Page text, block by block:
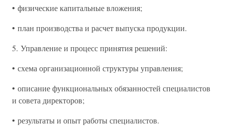
• физические капитальные вложения;
• план производства и расчет выпуска продукции.
5. Управление и процесс принятия решений:
• схема организационной структуры управления;
• описание функциональных обязанностей специалистов
и совета директоров;
• результаты и опыт работы специалистов.